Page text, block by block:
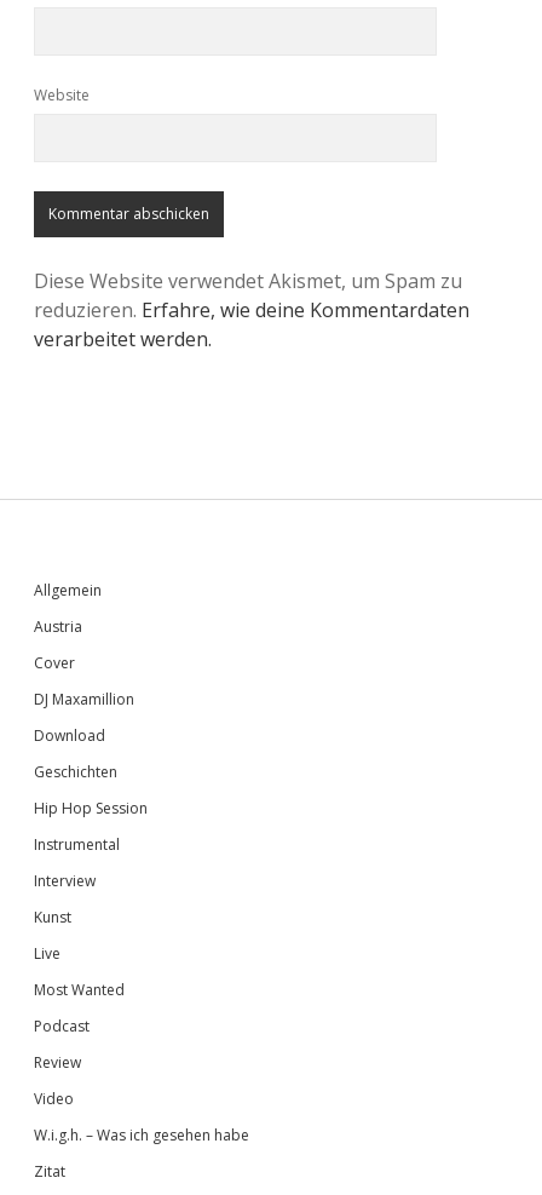
Website
Diese Website verwendet Akismet, um Spam zu
reduzieren. Erfahre, wie deine Kommentardaten
verarbeitet werden.
Sidebar
Allgemein
Austria
Cover
DJ Maxamillion
Download
Geschichten
Hip Hop Session
Instrumental
Interview
Kunst
Live
Most Wanted
Podcast
Review
Video
W.i.g.h. – Was ich gesehen habe
Zitat